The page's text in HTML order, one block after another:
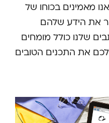
מאמינים בכוחו של
את הידע שלהם
שלנו כולל מומחים
את התכנים הטובים